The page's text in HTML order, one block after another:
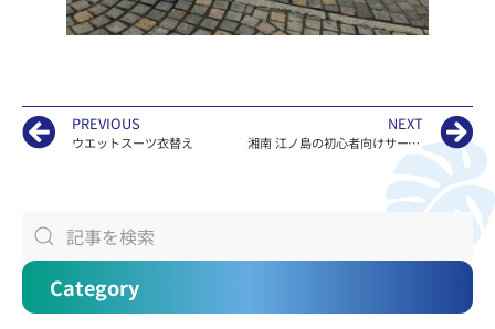
PREVIOUS
ウエットスーツ衣替え
NEXT
湘南 江ノ島の初心者向けサーフィンスクールKAILOAの波情報
Category